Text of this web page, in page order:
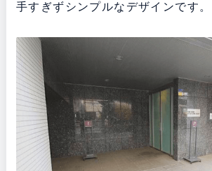
手すぎずシンプルなデザインです。